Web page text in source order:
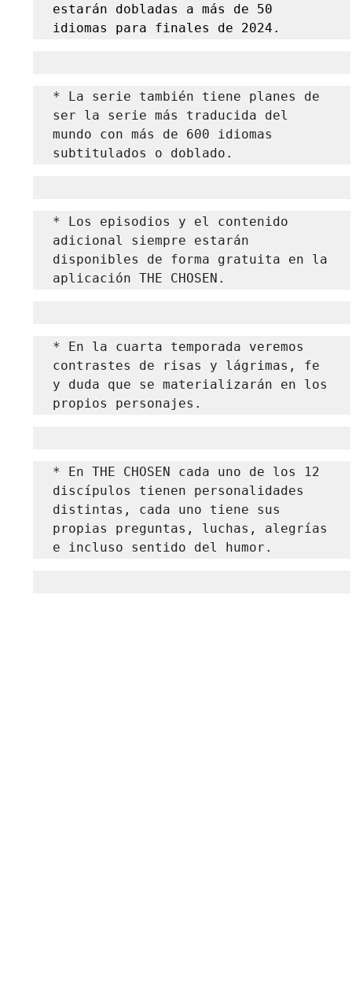
estarán dobladas a más de 50
idiomas para finales de 2024.
* La serie también tiene planes de
ser la serie más traducida del
mundo con más de 600 idiomas
subtitulados o doblado.
* Los episodios y el contenido
adicional siempre estarán
disponibles de forma gratuita en la
aplicación THE CHOSEN.
* En la cuarta temporada veremos
contrastes de risas y lágrimas, fe
y duda que se materializarán en los
propios personajes.
* En THE CHOSEN cada uno de los 12
discípulos tienen personalidades
distintas, cada uno tiene sus
propias preguntas, luchas, alegrías
e incluso sentido del humor.